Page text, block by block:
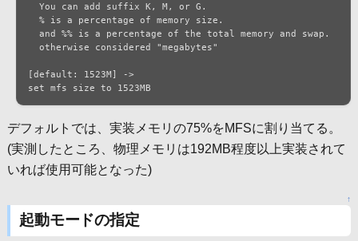
  You can add suffix K, M, or G.
  % is a percentage of memory size.
  and %% is a percentage of the total memory and swap.
  otherwise considered "megabytes"
[default: 1523M] ->
set mfs size to 1523MB
デフォルトでは、実装メモリの75%をMFSに割り当てる。
(実測したところ、物理メモリは192MB程度以上実装されて
いれば使用可能となった)
↑
起動モードの指定